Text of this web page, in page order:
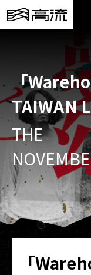
「
TAIWAN
THE
「